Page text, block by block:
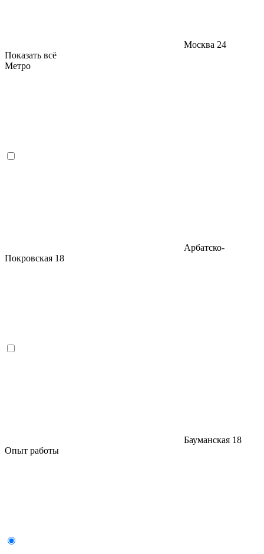
Москва 24
Показать всё
Метро
Арбатско-
Покровская 18
Бауманская 18
Опыт работы